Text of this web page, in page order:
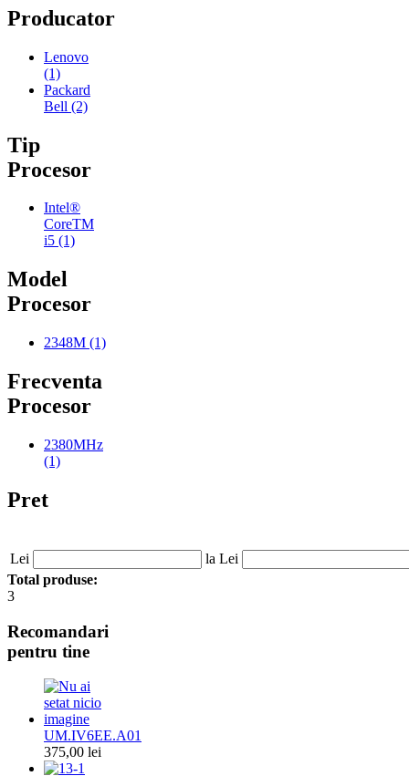
Producator
Lenovo
(1)
Packard
Bell (2)
Tip
Procesor
Intel®
CoreTM
i5 (1)
Model
Procesor
2348M (1)
Frecventa
Procesor
2380MHz
(1)
Pret
Lei
la Lei
Total produse:
3
Recomandari
pentru tine
UM.IV6EE.A01
375,00 lei